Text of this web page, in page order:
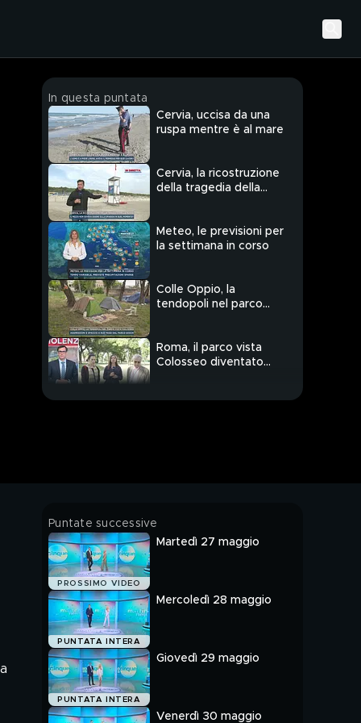
In questa puntata
Cervia, uccisa da una
ruspa mentre è al mare
Cervia, la ricostruzione
della tragedia della
Meteo, le previsioni per
la settimana in corso
Colle Oppio, la
tendopoli nel parco
Roma, il parco vista
Colosseo diventato
Oggiaro clima di paura
un testimone
dell'aggressione al
Calenda
e 9 giugno
Puntate successive
PROSSIMO VIDEO
Martedì 27 maggio
PUNTATA INTERA
Mercoledì 28 maggio
PUNTATA INTERA
Giovedì 29 maggio
Venerdì 30 maggio